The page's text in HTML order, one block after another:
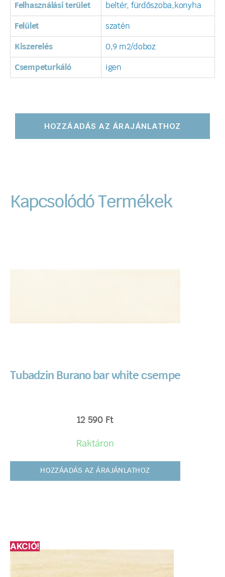
Felhasználási terület beltér, fürdőszoba,konyha
Felület szatén
Kiszerelés 0,9 m2/doboz
Csempeturkáló igen
HOZZÁADÁS AZ ÁRAJÁNLATHOZ
Kapcsolódó Termékek
Tubadzin Burano bar white csempe
12 590 Ft
Raktáron
HOZZÁADÁS AZ ÁRAJÁNLATHOZ
AKCIÓ!